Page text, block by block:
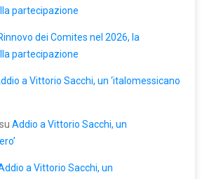
partecipazione
dei Comites nel 2026, la
partecipazione
a Vittorio Sacchi, un ‘italomessicano
su Addio a Vittorio Sacchi, un
a Vittorio Sacchi, un